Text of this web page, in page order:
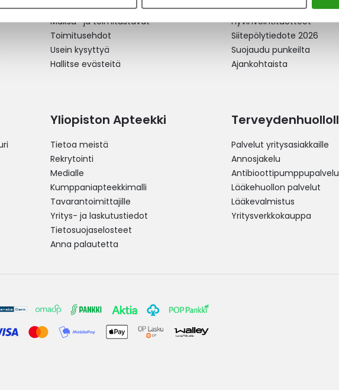
Yleistä verkkoapteekista
Maksu- ja toimitustavat
Toimitusehdot
Usein kysyttyä
Hallitse evästeitä
Itsehoitolääkkeet
Hyvinvointituotteet
Siitepölytiedote 2026
Suojaudu punkeilta
Ajankohtaista
Yliopiston Apteekki
Tietoa meistä
Rekrytointi
Medialle
Kumppaniapteekkimalli
Tavarantoimittajille
Yritys- ja laskutustiedot
Tietosuojaselosteet
Anna palautetta
Palvelut yritysasiakkaille
Annosjakelu
Antibioottipumppupalvelu
Lääkehuollon palvelut
Lääkevalmistus
Yritysverkkokauppa